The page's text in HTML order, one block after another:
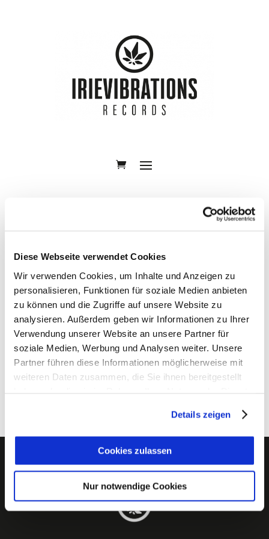
Diese Webseite verwendet Cookies
Wir verwenden Cookies, um Inhalte und Anzeigen zu
personalisieren, Funktionen für soziale Medien anbieten
zu können und die Zugriffe auf unsere Website zu
analysieren. Außerdem geben wir Informationen zu Ihrer
Verwendung unserer Website an unsere Partner für
soziale Medien, Werbung und Analysen weiter. Unsere
Partner führen diese Informationen möglicherweise mit
weiteren Daten zusammen, die Sie ihnen bereitgestellt
Details zeigen
Cookies zulassen
Nur notwendige Cookies